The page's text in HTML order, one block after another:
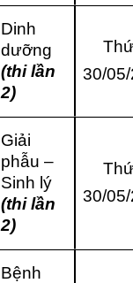
Dinh
dưỡng
(thi lần
2)
30/
Giải
phẫu –
Sinh lý
(thi lần
2)
30/
Bệnh